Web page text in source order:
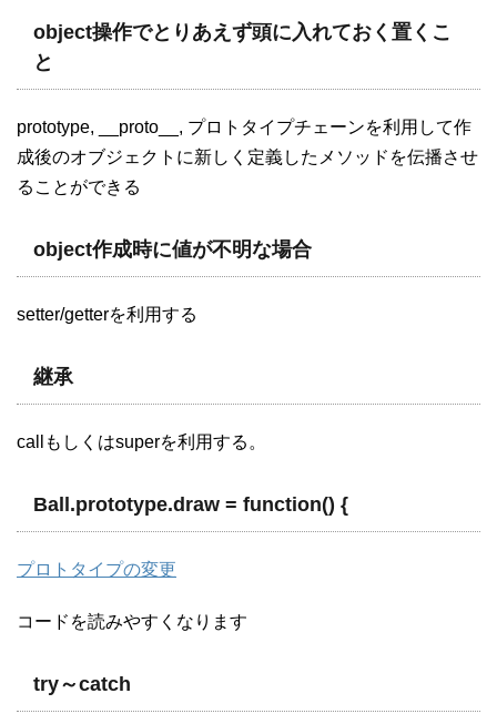
object操作でとりあえず頭に入れておく置くこ
と
prototype, __proto__, プロトタイプチェーンを利用して作
成後のオブジェクトに新しく定義したメソッドを伝播させ
ることができる
object作成時に値が不明な場合
setter/getterを利用する
継承
callもしくはsuperを利用する。
Ball.prototype.draw = function() {
プロトタイプの変更
コードを読みやすくなります
try～catch